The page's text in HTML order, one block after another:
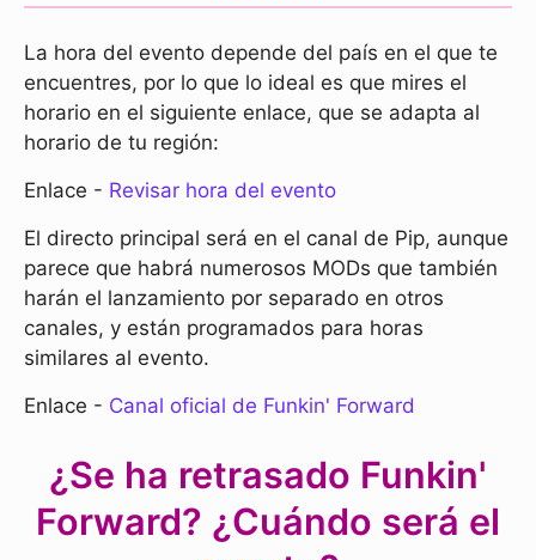
La hora del evento depende del país en el que te
encuentres, por lo que lo ideal es que mires el
horario en el siguiente enlace, que se adapta al
horario de tu región:
Enlace - Revisar hora del evento
El directo principal será en el canal de Pip, aunque
parece que habrá numerosos MODs que también
harán el lanzamiento por separado en otros
canales, y están programados para horas
similares al evento.
Enlace - Canal oficial de Funkin' Forward
¿Se ha retrasado Funkin'
Forward? ¿Cuándo será el